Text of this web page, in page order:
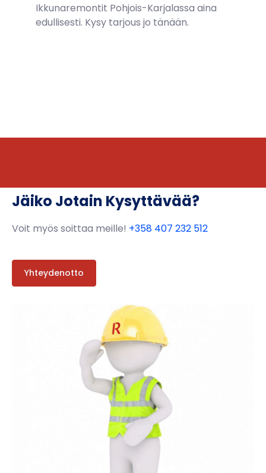
Ikkunaremontit Pohjois-Karjalassa aina
edullisesti. Kysy tarjous jo tänään.
Jäiko Jotain Kysyttävää?
Voit myös soittaa meille! +358 407 232 512
Yhteydenotto